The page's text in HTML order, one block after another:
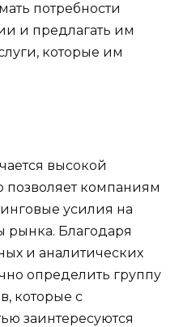
потребности
и предлагать им
которые им
высокой
позволяет компаниям
усилия на
рынка. Благодаря
и аналитических
определить группу
которые с
заинтересуются